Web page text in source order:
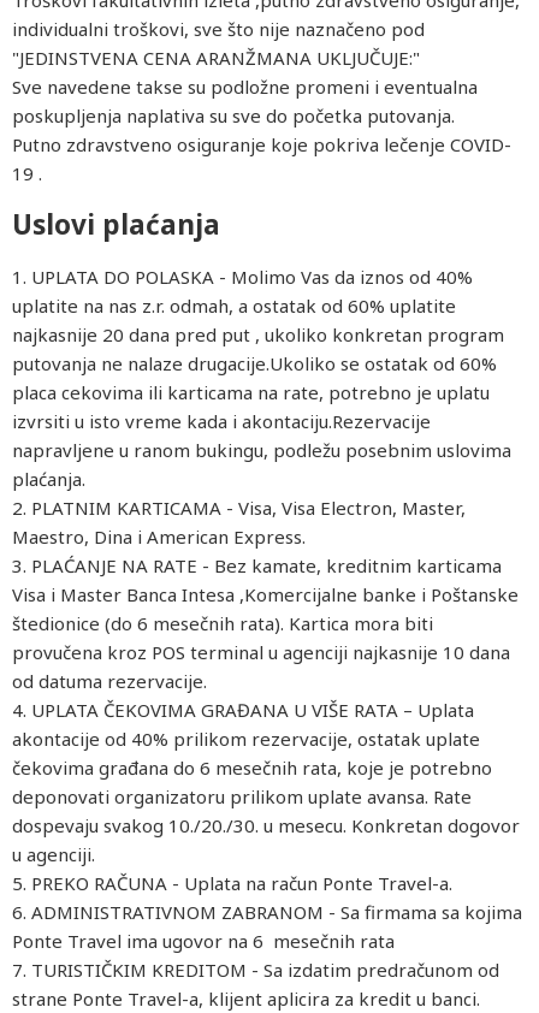
individualni troškovi, sve što nije naznačeno pod
"JEDINSTVENA CENA ARANŽMANA UKLJUČUJE:"
Sve navedene takse su podložne promeni i eventualna
poskupljenja naplativa su sve do početka putovanja.
Putno zdravstveno osiguranje koje pokriva lečenje COVID-
19 .
Uslovi plaćanja
1. UPLATA DO POLASKA - Molimo Vas da iznos od 40%
uplatite na nas z.r. odmah, a ostatak od 60% uplatite
najkasnije 20 dana pred put , ukoliko konkretan program
putovanja ne nalaze drugacije.Ukoliko se ostatak od 60%
placa cekovima ili karticama na rate, potrebno je uplatu
izvrsiti u isto vreme kada i akontaciju.Rezervacije
napravljene u ranom bukingu, podležu posebnim uslovima
plaćanja.
2. PLATNIM KARTICAMA - Visa, Visa Electron, Master,
Maestro, Dina i American Express.
3. PLAĆANJE NA RATE - Bez kamate, kreditnim karticama
Visa i Master Banca Intesa ,Komercijalne banke i Poštanske
štedionice (do 6 mesečnih rata). Kartica mora biti
provučena kroz POS terminal u agenciji najkasnije 10 dana
od datuma rezervacije.
4. UPLATA ČEKOVIMA GRAĐANA U VIŠE RATA – Uplata
akontacije od 40% prilikom rezervacije, ostatak uplate
čekovima građana do 6 mesečnih rata, koje je potrebno
deponovati organizatoru prilikom uplate avansa. Rate
dospevaju svakog 10./20./30. u mesecu. Konkretan dogovor
u agenciji.
5. PREKO RAČUNA - Uplata na račun Ponte Travel-a.
6. ADMINISTRATIVNOM ZABRANOM - Sa firmama sa kojima
Ponte Travel ima ugovor na 6 mesečnih rata
7. TURISTIČKIM KREDITOM - Sa izdatim predračunom od
strane Ponte Travel-a, klijent aplicira za kredit u banci.